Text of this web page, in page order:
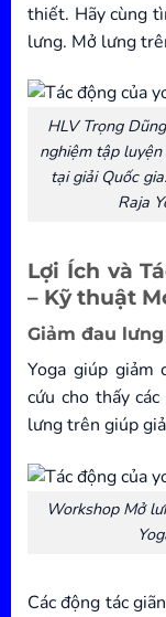
thiết. Hãy cùng
lưng. Mở lưng
HLV Trọng
nghiệm tập
tại giải Quốc
Raja
Lợi Ích và
– Kỹ thuật
Giảm đau lưng
Yoga giúp giảm
cứu cho thấy
lưng trên giúp
Workshop Mở
Các động tác